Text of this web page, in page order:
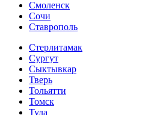
Смоленск
Сочи
Ставрополь
Стерлитамак
Сургут
Сыктывкар
Тверь
Тольятти
Томск
Тула